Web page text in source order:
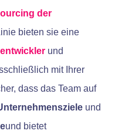
der
bieten sie eine
und
mit Ihrer
dass das Team auf
und
und bietet